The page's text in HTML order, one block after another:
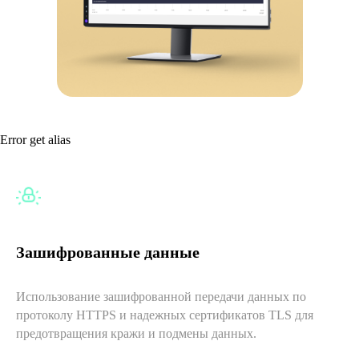
Error get alias
Зашифрованные данные
Использование зашифрованной передачи данных по
протоколу HTTPS и надежных сертификатов TLS для
предотвращения кражи и подмены данных.